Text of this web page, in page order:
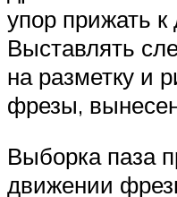
упор прижать к
Выставлять
на разметку и
фрезы,
Выборка паза
движении